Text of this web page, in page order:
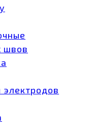
швов